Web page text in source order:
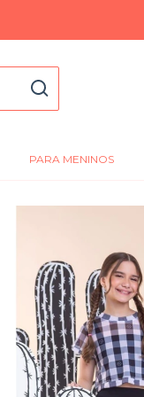
PARA MENINOS